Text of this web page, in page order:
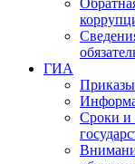
ГИА
Приказы
Сроки и